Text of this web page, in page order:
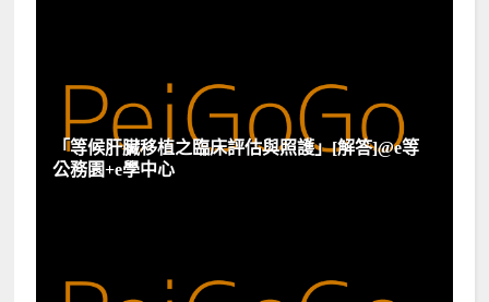
「等候肝臟移植之臨床評估與照護」[解答]@e等
公務園+e學中心